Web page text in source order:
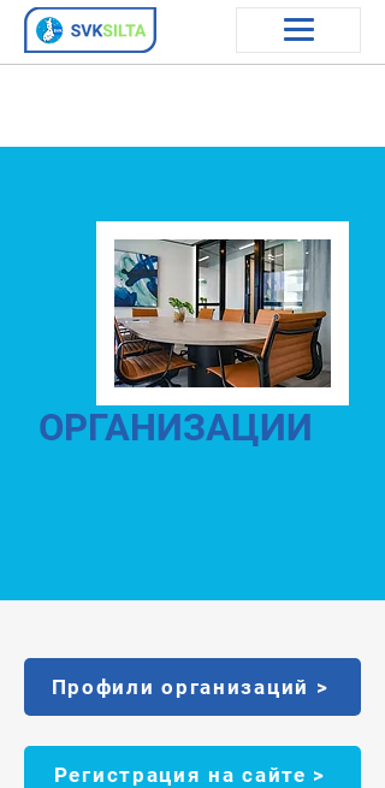
ОРГАНИЗАЦИИ
Профили организаций >
Регистрация на сайте >